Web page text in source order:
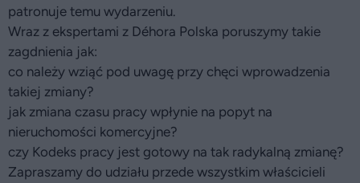
patronuje temu wydarzeniu.
Wraz z ekspertami z Déhora Polska poruszymy takie
zagdnienia jak:
co należy wziąć pod uwagę przy chęci wprowadzenia
takiej zmiany?
jak zmiana czasu pracy wpłynie na popyt na
nieruchomości komercyjne?
czy Kodeks pracy jest gotowy na tak radykalną zmianę?
Zapraszamy do udziału przede wszystkim właścicieli